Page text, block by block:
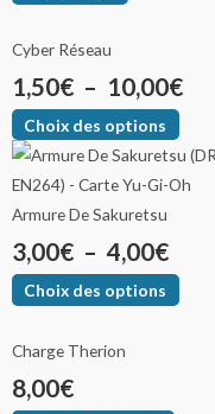
Cyber Réseau
1,50€ – 10,00€
Choix des options
Armure De Sakuretsu
3,00€ – 4,00€
Choix des options
Charge Therion
8,00€